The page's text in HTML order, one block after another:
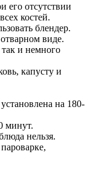
его отсутствии
костей.
блендер.
виде.
и немного
капусту и
на 180-
минут.
нельзя.